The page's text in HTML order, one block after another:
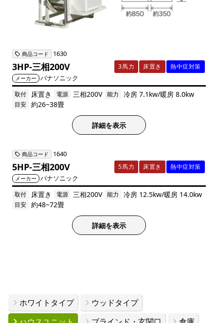
商品コード 1630
3HP-三相200V 3馬力 床置き 熱中症対策
メーカー パナソニック
取付 床置き 電源 三相200V 能力 冷房 7.1kw/暖房 8.0kw
目安 約26~38畳
詳細を表示
商品コード 1640
5HP-三相200V 5馬力 床置き 熱中症対策
メーカー パナソニック
取付 床置き 電源 三相200V 能力 冷房 12.5kw/暖房 14.0kw
目安 約48~72畳
詳細を表示
ホワイトタイプ
ウッドタイプ